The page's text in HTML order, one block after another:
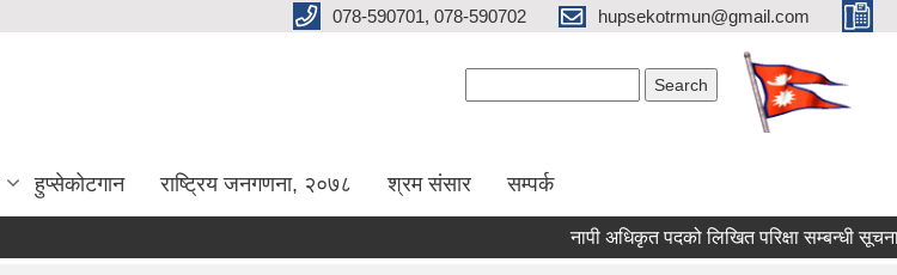
078-590701, 078-590702 hupsekotrmun@gmail.com
हुप्सेकोटगान राष्ट्रिय जनगणना, २०७८ श्रम संसार सम्पर्क
नापी अधिकृत पदको लिखित परिक्षा सम्बन्धी सूचना!!!